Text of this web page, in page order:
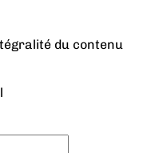
du contenu